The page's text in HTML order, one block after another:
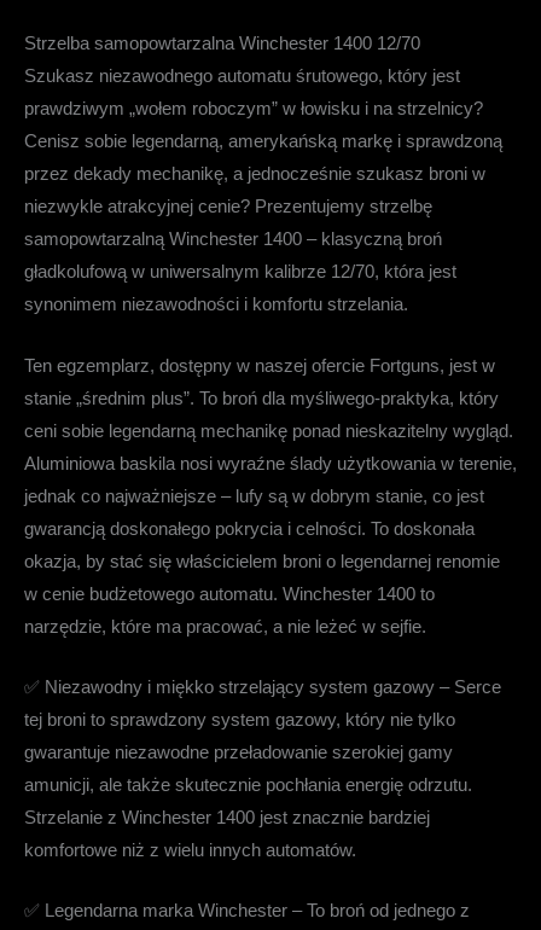
Strzelba samopowtarzalna Winchester 1400 12/70
Szukasz niezawodnego automatu śrutowego, który jest
prawdziwym „wołem roboczym” w łowisku i na strzelnicy?
Cenisz sobie legendarną, amerykańską markę i sprawdzoną
przez dekady mechanikę, a jednocześnie szukasz broni w
niezwykle atrakcyjnej cenie? Prezentujemy strzelbę
samopowtarzalną Winchester 1400 – klasyczną broń
gładkolufową w uniwersalnym kalibrze 12/70, która jest
synonimem niezawodności i komfortu strzelania.
Ten egzemplarz, dostępny w naszej ofercie Fortguns, jest w
stanie „średnim plus”. To broń dla myśliwego-praktyka, który
ceni sobie legendarną mechanikę ponad nieskazitelny wygląd.
Aluminiowa baskila nosi wyraźne ślady użytkowania w terenie,
jednak co najważniejsze – lufy są w dobrym stanie, co jest
gwarancją doskonałego pokrycia i celności. To doskonała
okazja, by stać się właścicielem broni o legendarnej renomie
w cenie budżetowego automatu. Winchester 1400 to
narzędzie, które ma pracować, a nie leżeć w sejfie.
✅ Niezawodny i miękko strzelający system gazowy – Serce
tej broni to sprawdzony system gazowy, który nie tylko
gwarantuje niezawodne przeładowanie szerokiej gamy
amunicji, ale także skutecznie pochłania energię odrzutu.
Strzelanie z Winchester 1400 jest znacznie bardziej
komfortowe niż z wielu innych automatów.
✅ Legendarna marka Winchester – To broń od jednego z